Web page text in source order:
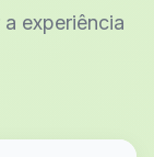
experiência